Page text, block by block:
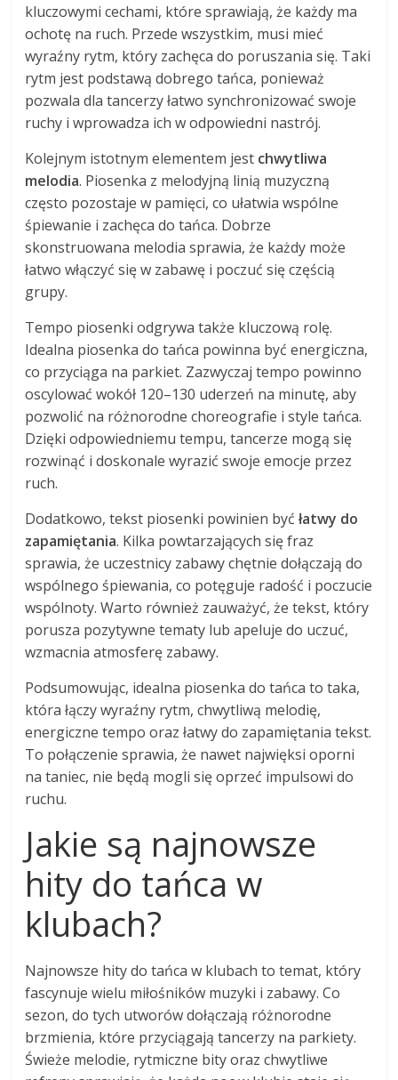
kluczowymi cechami, które sprawiają, że każdy ma
ochotę na ruch. Przede wszystkim, musi mieć
wyraźny rytm, który zachęca do poruszania się. Taki
rytm jest podstawą dobrego tańca, ponieważ
pozwala dla tancerzy łatwo synchronizować swoje
ruchy i wprowadza ich w odpowiedni nastrój.
Kolejnym istotnym elementem jest chwytliwa
melodia. Piosenka z melodyjną linią muzyczną
często pozostaje w pamięci, co ułatwia wspólne
śpiewanie i zachęca do tańca. Dobrze
skonstruowana melodia sprawia, że każdy może
łatwo włączyć się w zabawę i poczuć się częścią
grupy.
Tempo piosenki odgrywa także kluczową rolę.
Idealna piosenka do tańca powinna być energiczna,
co przyciąga na parkiet. Zazwyczaj tempo powinno
oscylować wokół 120–130 uderzeń na minutę, aby
pozwolić na różnorodne choreografie i style tańca.
Dzięki odpowiedniemu tempu, tancerze mogą się
rozwinąć i doskonale wyrazić swoje emocje przez
ruch.
Dodatkowo, tekst piosenki powinien byćłatwy do
zapamiętania. Kilka powtarzających się fraz
sprawia, że uczestnicy zabawy chętnie dołączają do
wspólnego śpiewania, co potęguje radość i poczucie
wspólnoty. Warto również zauważyć, że tekst, który
porusza pozytywne tematy lub apeluje do uczuć,
wzmacnia atmosferę zabawy.
Podsumowując, idealna piosenka do tańca to taka,
która łączy wyraźny rytm, chwytliwą melodię,
energiczne tempo oraz łatwy do zapamiętania tekst.
To połączenie sprawia, że nawet najwięksi oporni
na taniec, nie będą mogli się oprzeć impulsowi do
ruchu.
Jakie są najnowsze
hity do tańca w
klubach?
Najnowsze hity do tańca w klubach to temat, który
fascynuje wielu miłośników muzyki i zabawy. Co
sezon, do tych utworów dołączają różnorodne
brzmienia, które przyciągają tancerzy na parkiety.
Świeże melodie, rytmiczne bity oraz chwytliwe